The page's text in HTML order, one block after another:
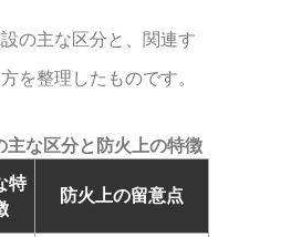
の主な区分と、関連す
を整理したものです。
主な区分と防火上の特徴
特
防火上の留意点